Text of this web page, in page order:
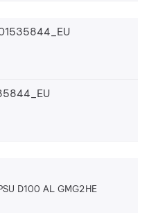
D100 AL GMG2HE